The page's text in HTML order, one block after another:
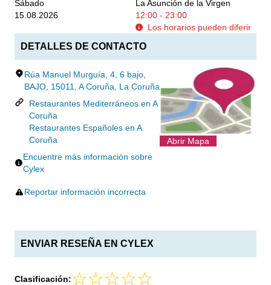
Sábado
La Asunción de la Virgen
15.08.2026
12:00 - 23:00
Los horarios pueden diferir
DETALLES DE CONTACTO
Rúa Manuel Murguía, 4, 6 bajo,
BAJO, 15011, A Coruña, La Coruña
Restaurantes Mediterráneos en A
Coruña
Restaurantes Españoles en A
Coruña
Encuentre más información sobre
Cylex
Reportar información incorrecta
Abrir Mapa
ENVIAR RESEÑA EN CYLEX
Clasificación: